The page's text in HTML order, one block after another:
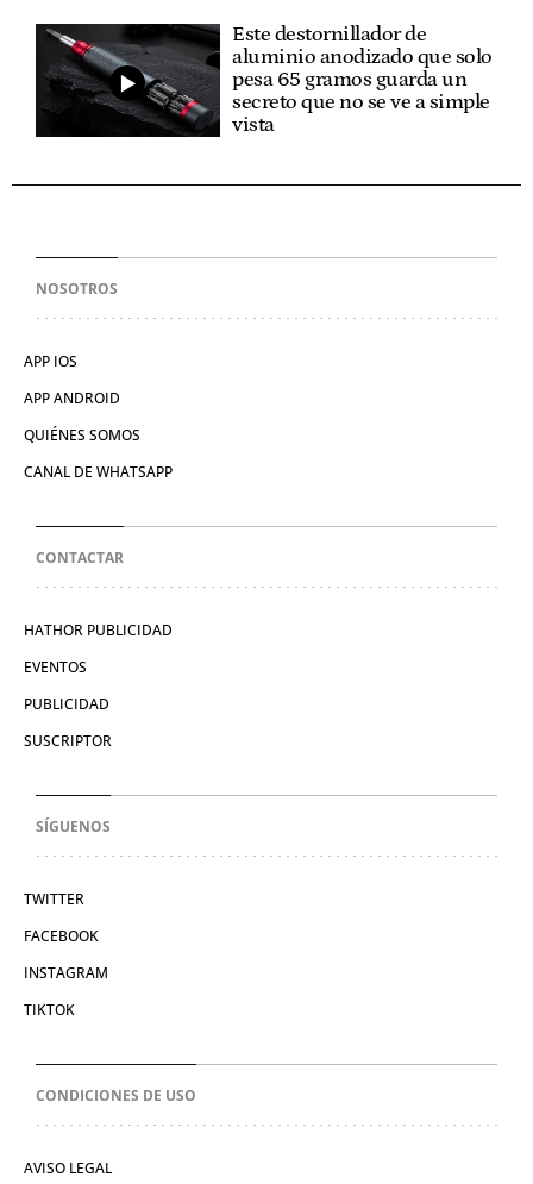
Este destornillador de
aluminio anodizado que solo
pesa 65 gramos guarda un
secreto que no se ve a simple
vista
NOSOTROS
APP IOS
APP ANDROID
QUIÉNES SOMOS
CANAL DE WHATSAPP
CONTACTAR
HATHOR PUBLICIDAD
EVENTOS
PUBLICIDAD
SUSCRIPTOR
SÍGUENOS
TWITTER
FACEBOOK
INSTAGRAM
TIKTOK
CONDICIONES DE USO
AVISO LEGAL